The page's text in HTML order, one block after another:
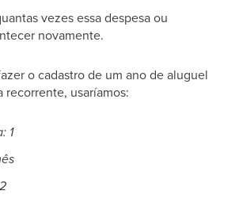
vezes essa despesa ou
novamente.
o cadastro de um ano de aluguel
recorrente, usaríamos:
1